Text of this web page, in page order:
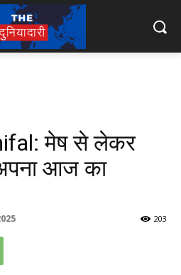
मेष से लेकर
आज का
203